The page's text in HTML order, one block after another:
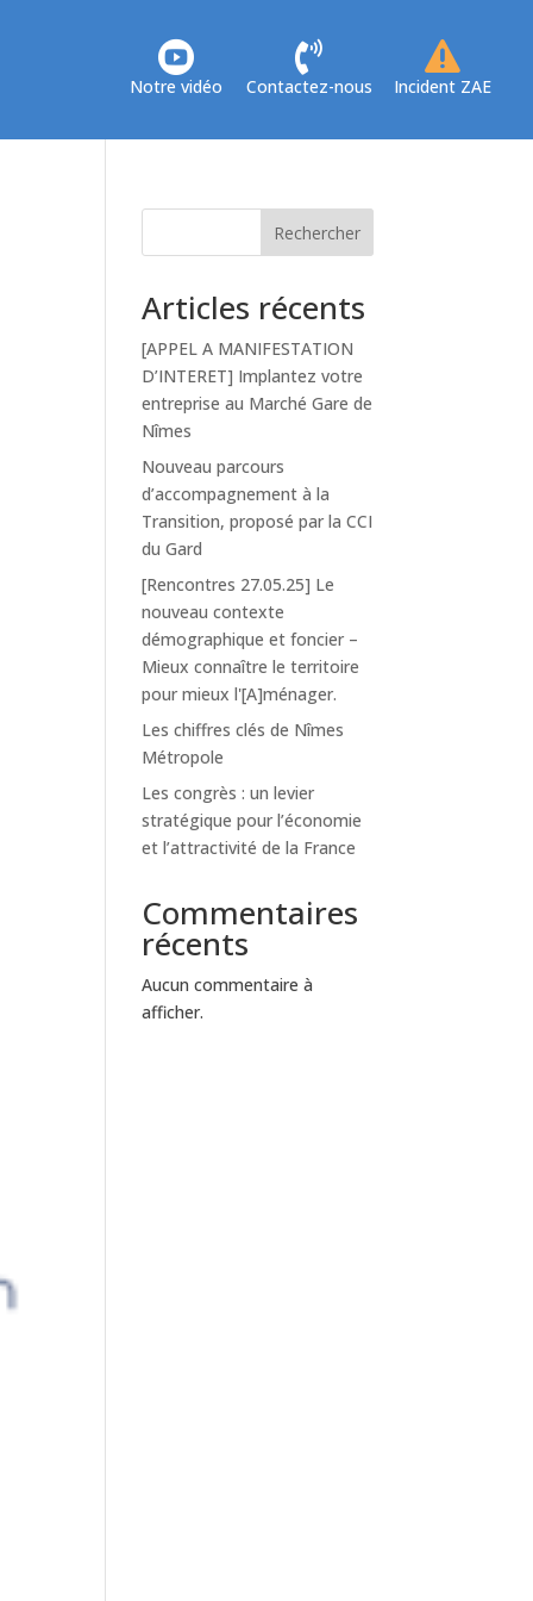

Notre vidéo

Contactez-nous

Incident ZAE
Rechercher
Articles récents
[APPEL A MANIFESTATION
D’INTERET] Implantez votre
entreprise au Marché Gare de
Nîmes
Nouveau parcours
d’accompagnement à la
Transition, proposé par la CCI
du Gard
[Rencontres 27.05.25] Le
nouveau contexte
démographique et foncier –
Mieux connaître le territoire
pour mieux l'[A]ménager.
Les chiffres clés de Nîmes
Métropole
Les congrès : un levier
stratégique pour l’économie
et l’attractivité de la France
Commentaires
récents
Aucun commentaire à
afficher.